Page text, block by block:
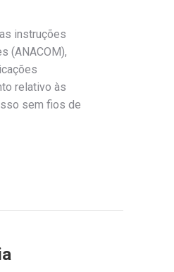
instruções
(ANACOM),
relativo às
sem fios de